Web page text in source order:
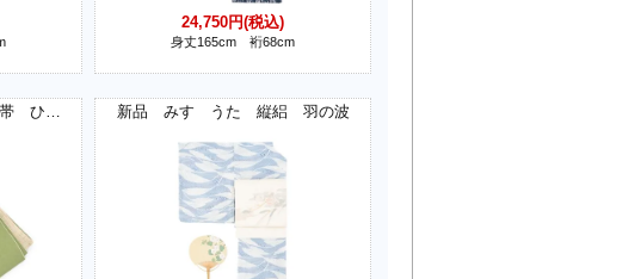
24,750円(税込)
身丈165cm 裄68cm
新品 みすゞうた 麻半幅帯 ひまわり 新品 みすゞうた 縦絽 羽の波